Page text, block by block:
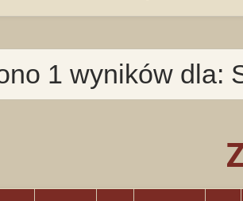
1 wyników dla: